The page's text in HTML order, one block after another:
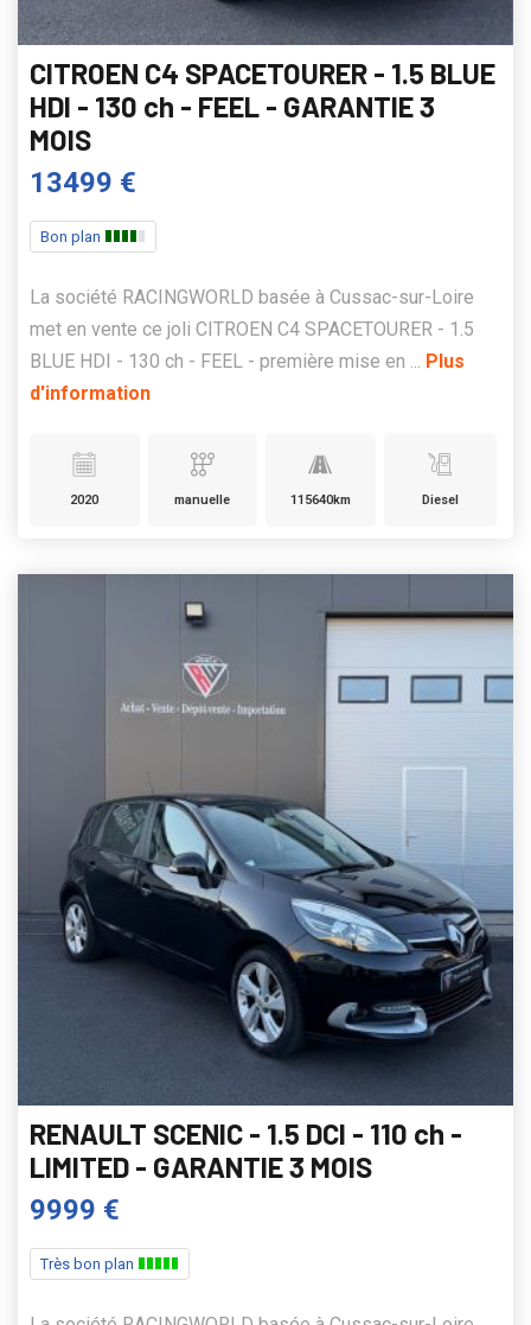
CITROEN C4 SPACETOURER - 1.5 BLUE
HDI - 130 ch - FEEL - GARANTIE 3
MOIS
13499 €
Bon plan
La société RACINGWORLD basée à Cussac-sur-Loire
met en vente ce joli CITROEN C4 SPACETOURER - 1.5
BLUE HDI - 130 ch - FEEL - première mise en ... Plus
d'information
2020 manuelle 115640km Diesel
RENAULT SCENIC - 1.5 DCI - 110 ch -
LIMITED - GARANTIE 3 MOIS
9999 €
Très bon plan